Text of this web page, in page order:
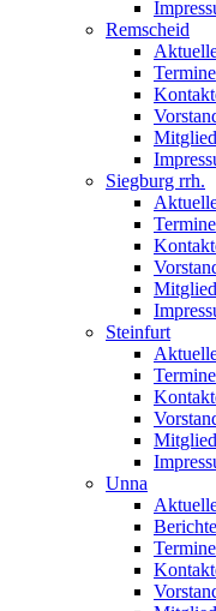
Remscheid
Termine
Siegburg rrh.
Termine
Steinfurt
Termine
Unna
Berichte
Termine